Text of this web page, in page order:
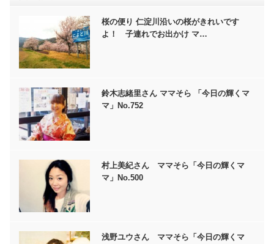
桜の便り 仁淀川沿いの桜がきれいです
よ！ 子連れでお出かけ マ…
鈴木志緒里さん ママそら 「今日の輝くマ
マ」No.752
村上美紀さん ママそら「今日の輝くマ
マ」No.500
浅野ユウさん ママそら「今日の輝くマ